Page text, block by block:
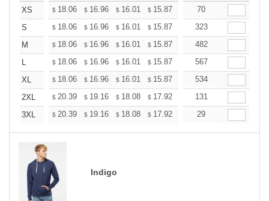
XS $ 18.06 $ 16.96 $ 16.01 $ 15.87 15.60
70
S
$ 18.06 $ 16.96 $ 16.01 $ 15.87 15.60
323
M
$ 18.06 $ 16.96 $ 16.01 $ 15.87 15.60
482
L
$ 18.06 $ 16.96 $ 16.01 $ 15.87 15.60
567
XL
$ 18.06 $ 16.96 $ 16.01 $ 15.87 15.60
534
2XL
$ 20.39 $ 19.16 $ 18.08 $ 17.92 17.61
131
3XL
$ 20.39 $ 19.16 $ 18.08 $ 17.92 17.61
29
Indigo